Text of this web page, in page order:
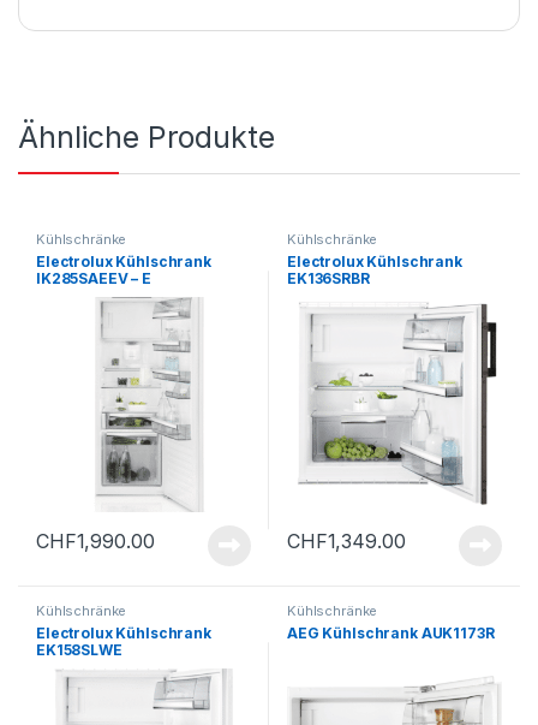
Ähnliche Produkte
Kühlschränke
Electrolux Kühlschrank
IK285SAEEV – E
CHF1,990.00
Kühlschränke
Electrolux Kühlschrank
EK136SRBR
CHF1,349.00
Kühlschränke
Electrolux Kühlschrank
EK158SLWE
Kühlschränke
AEG Kühlschrank AUK1173R